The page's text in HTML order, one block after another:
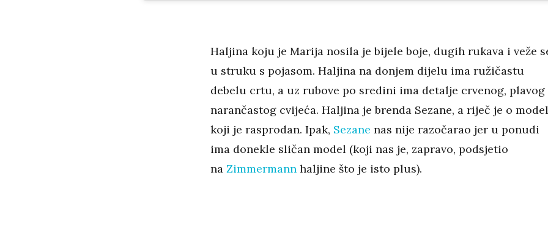
Haljina koju je Marija nosila je bijele boje, dugih rukava i veže
u struku s pojasom. Haljina na donjem dijelu ima ružičastu
debelu crtu, a uz rubove po sredini ima detalje crvenog, plavog
narančastog cvijeća. Haljina je brenda Sezane, a riječ je o
koji je rasprodan. Ipak, Sezane nas nije razočarao jer u ponudi
ima donekle sličan model (koji nas je, zapravo, podsjetio
na Zimmermann haljine što je isto plus).